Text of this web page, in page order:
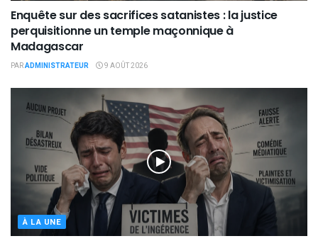
Enquête sur des sacrifices satanistes : la justice
perquisitionne un temple maçonnique à
Madagascar
PARADMINISTRATEUR 9 AOÛT 2026
À LA UNE